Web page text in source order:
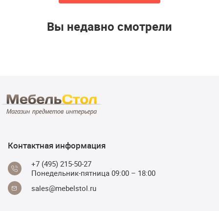
Вы недавно смотрели
Контактная информация
+7 (495) 215-50-27
Понедельник-пятница 09:00 – 18:00
sales@mebelstol.ru